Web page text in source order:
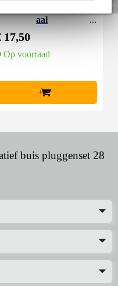
aal
17,50
Op voorraad
+
buis pluggenset 28